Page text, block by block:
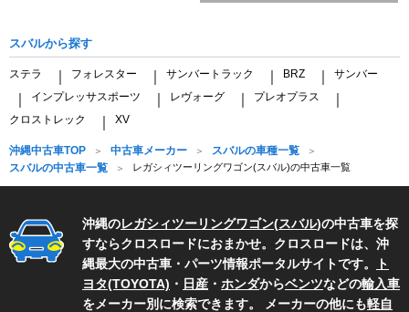
スバルから探す
ステラ フォレスター サンバートラック BRZ サンバー
インプレッサスポーツ レヴォーグ プレオプラス
クロストレック XV
沖縄中古車TOP 中古車メーカー
スバルの車種一覧
スバルの中古車一覧
レガシィツーリングワゴン(スバル)の中古車一覧
沖縄のレガシィツーリングワゴン(スバル)の中古車を探
すならクロスロードにおまかせ。クロスロードは、沖
縄最大の中古車・パーツ情報ポータルサイトです。
ト
ヨタ(TOYOTA) ・ 日産 ・ ホンダからベンツなどの輸入車
をメーカー別に検索できます。 メーカーの他にも軽自